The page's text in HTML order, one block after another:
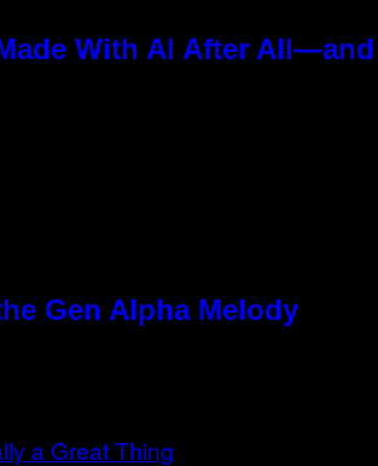
With AI After
Gen Alpha Melody